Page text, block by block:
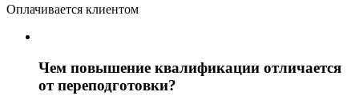
Оплачивается клиентом
Чем повышение квалификации отличается
от переподготовки?